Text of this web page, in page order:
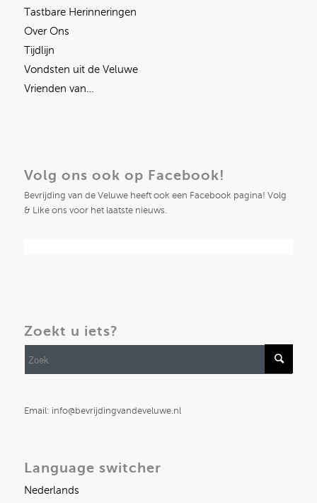
Tastbare Herinneringen
Over Ons
Tijdlijn
Vondsten uit de Veluwe
Vrienden van…
Volg ons ook op Facebook!
Bevrijding van de Veluwe heeft ook een Facebook pagina! Volg
& Like ons voor het laatste nieuws.
Zoekt u iets?
Email: info@bevrijdingvandeveluwe.nl
Language switcher
Nederlands